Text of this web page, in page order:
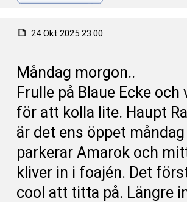
24 Okt 2025 23:00
Måndag morgon..
Frulle på Blaue Ecke
för att kolla lite. Haupt
är det ens öppet
parkerar Amarok och
kliver in i foajén. Det
cool att titta på. Längre